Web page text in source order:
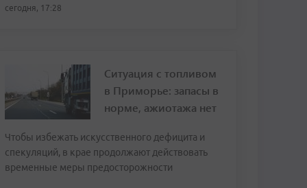
сегодня, 17:28
Ситуация с топливом
в Приморье: запасы в
норме, ажиотажа нет
Чтобы избежать искусственного дефицита и
спекуляций, в крае продолжают действовать
временные меры предосторожности